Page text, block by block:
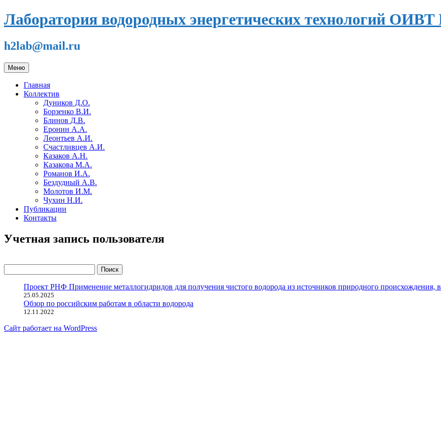
Перейти
к
Лаборатория водородных энергетических технологий
h2lab@mail.ru
Меню
Главная
Коллектив
Дуников Д.О.
Борзенко В.И.
Блинов Д.В.
Еронин А.А.
Леонтьев А.И.
Счастливцев А.И.
Казаков А.Н.
Казакова М.А.
Романов И.А.
Бездудный А.В.
Молотов И.М.
Чухин Н.И.
Публикации
Контакты
Учетная запись пользователя
Проект РНФ Применение металлогидридов для получения чистого водорода из источников природного
25.05.2025
Обзор по российским работам в области водорода
12.11.2022
Сайт работает на WordPress